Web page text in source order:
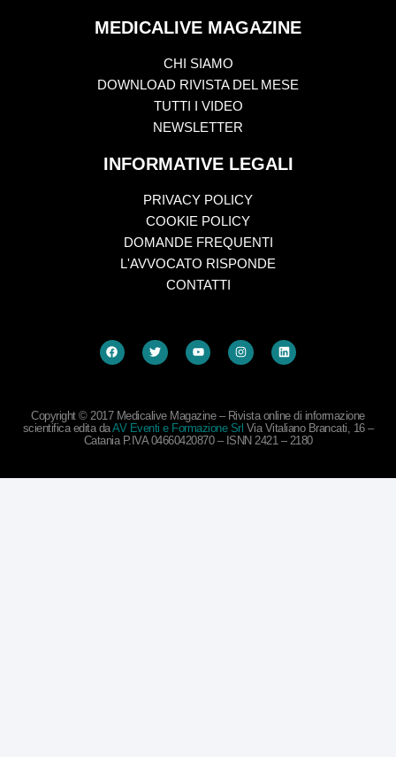
MEDICALIVE MAGAZINE
CHI SIAMO
DOWNLOAD RIVISTA DEL MESE
TUTTI I VIDEO
NEWSLETTER
INFORMATIVE LEGALI
PRIVACY POLICY
COOKIE POLICY
DOMANDE FREQUENTI
L'AVVOCATO RISPONDE
CONTATTI
Copyright © 2017 Medicalive Magazine – Rivista online di informazione
scientifica edita daAV Eventi e Formazione Srl Via Vitaliano Brancati, 16 –
Catania P.IVA 04660420870 – ISNN 2421 – 2180